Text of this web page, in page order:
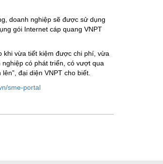
doanh nghiệp sẽ được sử dụng
gói Internet cáp quang VNPT
khi vừa tiết kiệm được chi phí, vừa
có phát triển, có vượt qua
đại diện VNPT cho biết.
sme-portal